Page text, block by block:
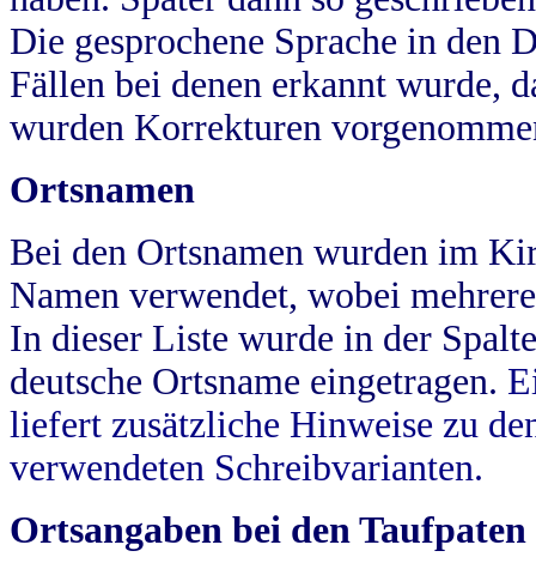
Die gesprochene Sprache in
Fällen bei denen erkannt wurde,
wurden Korrekturen
Ortsnamen
Bei den Ortsnamen wurden im
Namen verwendet, wobei
In dieser Liste wurde in der
deutsche Ortsname eingetragen.
liefert zusätzliche Hinweise zu
verwendeten Schreibvarianten.
Ortsangaben bei den Taufpaten